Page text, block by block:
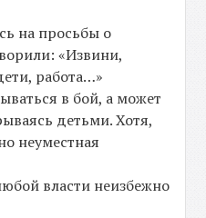
на просьбы о
«Извини,
работа…»
в бой, а может
детьми. Хотя,
неуместная
власти неизбежно